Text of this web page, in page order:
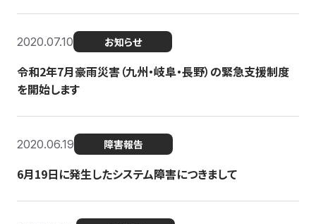
2020.07.10 お知らせ
令和2年7月豪雨災害（九州・岐阜・長野）の緊急支援制度
を開始します
2020.06.19 障害報告
6月19日に発生したシステム障害につきまして